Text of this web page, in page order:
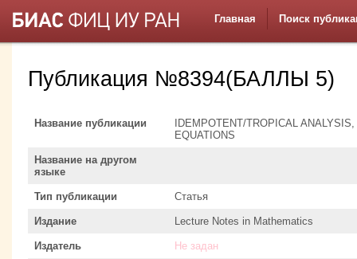
Главная Поиск
Публикация №8394(БАЛЛЫ 5)
Название публикации
IDEMPOTENT/TROPICAL
EQUATIONS
Название на другом
языке
Тип публикации Статья
Издание Lecture Notes in Mathematics
Издатель Не задан